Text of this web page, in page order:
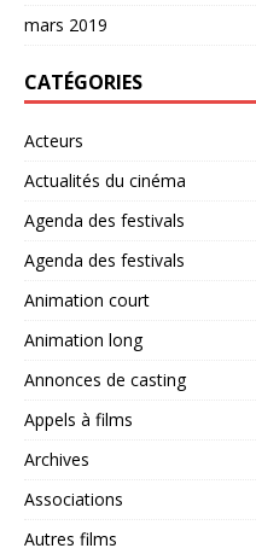
mars 2019
CATÉGORIES
Acteurs
Actualités du cinéma
Agenda des festivals
Agenda des festivals
Animation court
Animation long
Annonces de casting
Appels à films
Archives
Associations
Autres films